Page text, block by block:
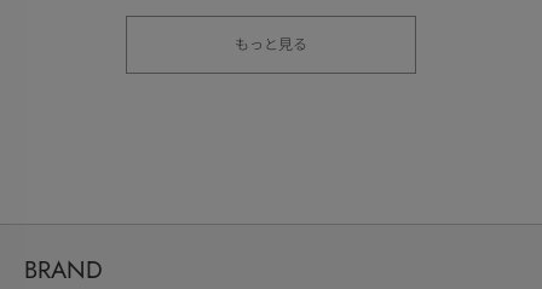
もっと見る
BRAND